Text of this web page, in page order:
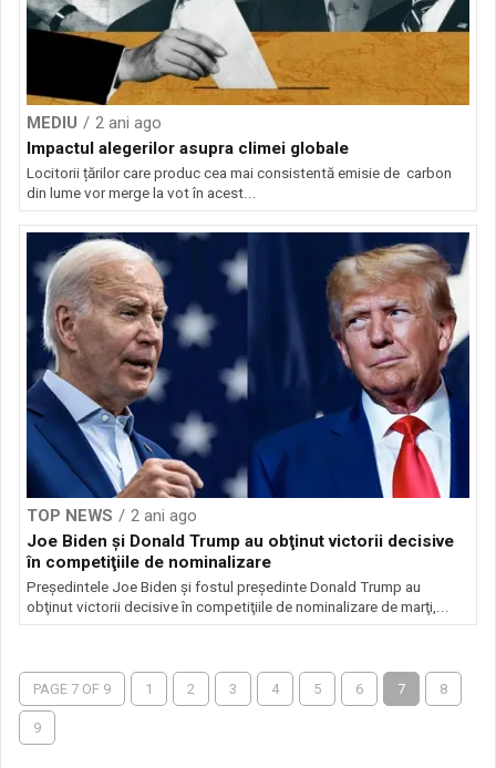
MEDIU
2 ani ago
Impactul alegerilor asupra climei globale
Locitorii țărilor care produc cea mai consistentă emisie de carbon
din lume vor merge la vot în acest...
TOP NEWS
2 ani ago
Joe Biden şi Donald Trump au obţinut victorii decisive
în competiţiile de nominalizare
Preşedintele Joe Biden şi fostul preşedinte Donald Trump au
obţinut victorii decisive în competiţiile de nominalizare de marţi,...
PAGE 7 OF 9 1 2 3 4 5 6 7 8
9